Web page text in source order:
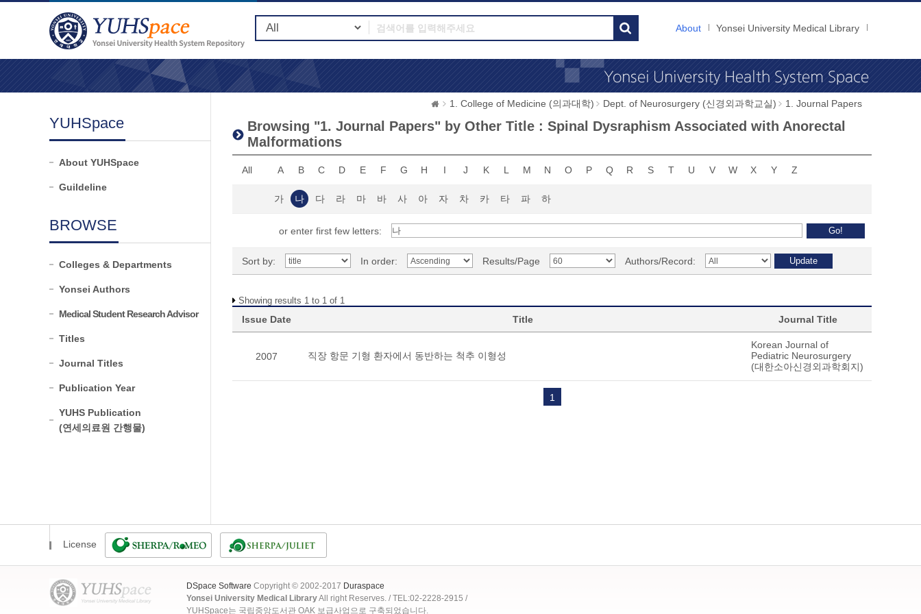
About Yonsei University Medical Library
YUHSpace
About YUHSpace
Guildeline
BROWSE
Colleges & Departments
Yonsei Authors
Medical Student Research Advisor
Titles
Journal Titles
Publication Year
YUHS Publication
(연세의료원 간행물)
1. College of Medicine (의과대학) Dept. of Neurosurgery (신경외과학교실) 1. Journal Papers
Browsing "1. Journal Papers" by Other Title : Spinal Dysraphism Associated with Anorectal
Malformations
All A B C D E F G H I J K L M N O P Q R S T U V W X Y Z
가 나 다 라 마 바 사 아 자 차 카 타 파 하
or enter first few letters:
Sort by: In order: Results/Page Authors/Record:
Showing results 1 to 1 of 1
Issue Date Title Journal Title
2007 직장 항문 기형 환자에서 동반하는 척추 이형성
Korean Journal of
Pediatric Neurosurgery
(대한소아신경외과학회지)
1
License
DSpace Software Copyright © 2002-2017 Duraspace
Yonsei University Medical LibraryAll right Reserves. / TEL:02-2228-2915 /
YUHSpace는 국립중앙도서관 OAK 보급사업으로 구축되었습니다.